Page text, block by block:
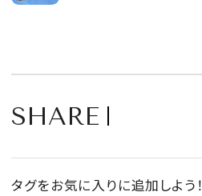
SHARE
タグをお気に入りに追加しよう！